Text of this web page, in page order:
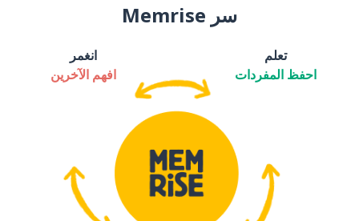
سر Memrise
تعلم
احفظ المفردات
انغمر
افهم الآخرين